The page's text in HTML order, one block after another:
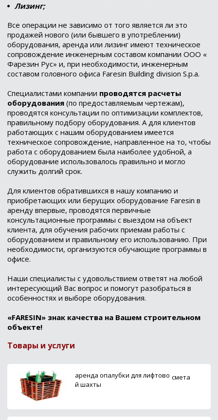
Лизинг;
Все операции не зависимо от того является ли это
продажей нового (или бывшего в употреблении)
оборудования, аренда или лизинг имеют техническое
сопровождение инженерным составом компании ООО «
Фарезин Рус» и, при необходимости, инженерным
составом головного офиса Faresin Building division S.p.a.
Специалистами компании проводятся расчеты
оборудования (по предоставляемым чертежам),
проводятся консультации по оптимизации комплектов,
правильному подбору оборудования. А для клиентов
работающих с нашим оборудованием имеется
техническое сопровождение, направленное на то, чтобы
работа с оборудованием была наиболее удобной, а
оборудование использовалось правильно и могло
служить долгий срок.
Для клиентов обратившихся в нашу компанию и
приобретающих или берущих оборудование Faresin в
аренду впервые, проводятся первичные
консультационные программы с выездом на объект
клиента, для обучения рабочих приемам работы с
оборудованием и правильному его использованию. При
необходимости, организуются обучающие программы в
офисе.
Наши специалисты с удовольствием ответят на любой
интересующий Вас вопрос и помогут разобраться в
особенностях и выборе оборудования.
«FARESIN» знак качества на Вашем строительном
объекте!
Товары и услуги
аренда опалубки для лифтово
й шахты
смета